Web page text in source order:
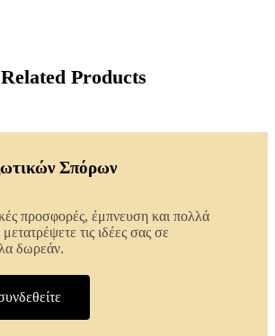
Related Products
Σπόρων
προσφορές, έμπνευση και πολλά
τις ιδέες σας σε
δωρεάν.